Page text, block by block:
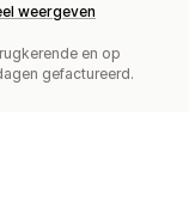
weergeven
en op
gefactureerd.